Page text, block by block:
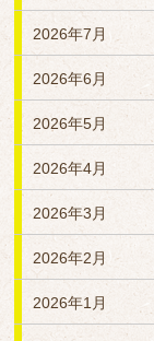
2026年7月
2026年6月
2026年5月
2026年4月
2026年3月
2026年2月
2026年1月